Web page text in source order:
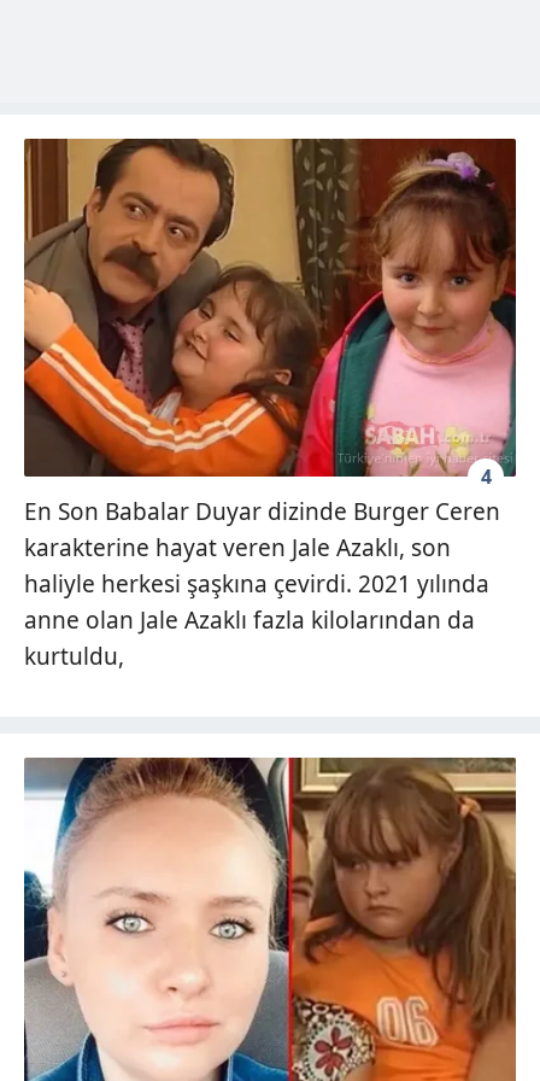
4
En Son Babalar Duyar dizinde Burger Ceren
karakterine hayat veren Jale Azaklı, son
haliyle herkesi şaşkına çevirdi. 2021 yılında
anne olan Jale Azaklı fazla kilolarından da
kurtuldu,